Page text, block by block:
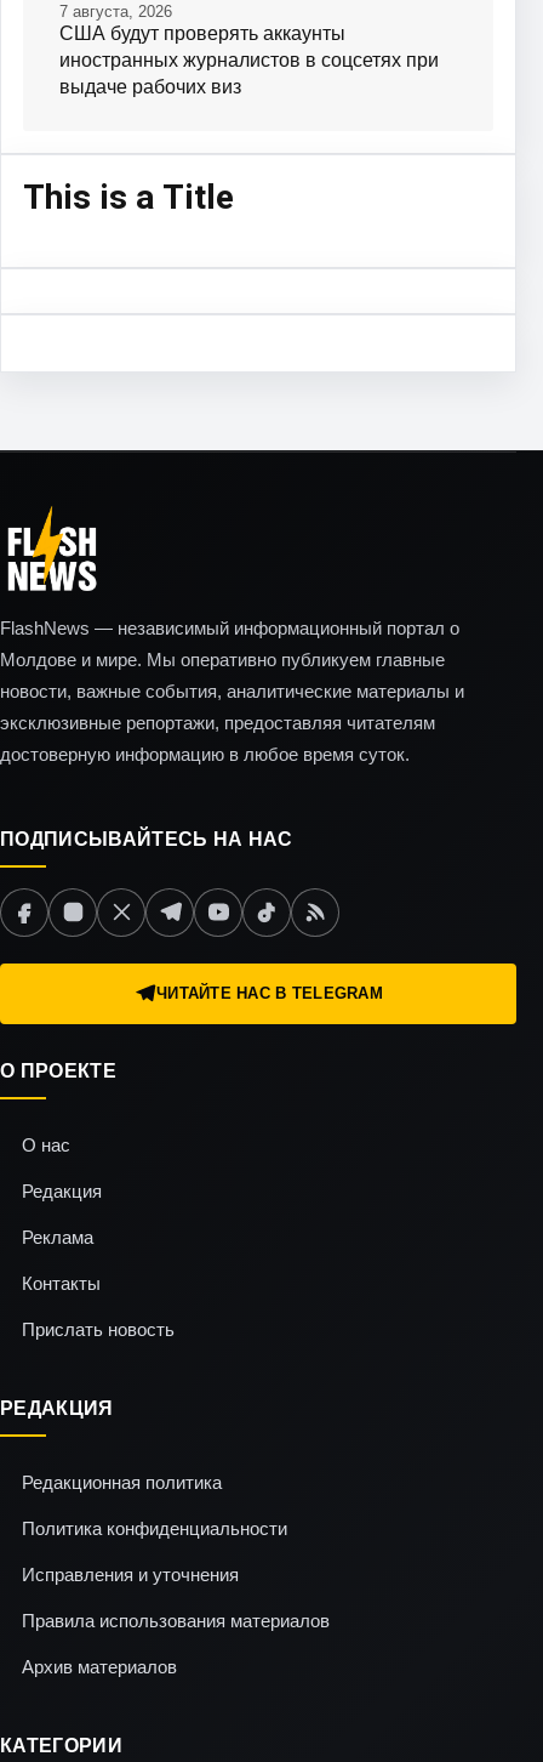
США будут проверять аккаунты
иностранных журналистов в соцсетях при
выдаче рабочих виз
7 августа, 2026
This is a Title
FlashNews — независимый информационный портал о
Молдове и мире. Мы оперативно публикуем главные
новости, важные события, аналитические материалы и
эксклюзивные репортажи, предоставляя читателям
достоверную информацию в любое время суток.
ПОДПИСЫВАЙТЕСЬ НА НАС
ЧИТАЙТЕ НАС В TELEGRAM
О ПРОЕКТЕ
О нас
Редакция
Реклама
Контакты
Прислать новость
РЕДАКЦИЯ
Редакционная политика
Политика конфиденциальности
Исправления и уточнения
Правила использования материалов
Архив материалов
КАТЕГОРИИ